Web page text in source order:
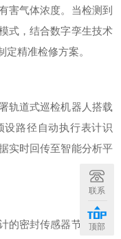
害气体浓度。当检测到
式，结合数字孪生技术
精准检修方案。
轨道式巡检机器人搭载
设路径自动执行表计识
实时回传至智能分析平
的密封传感器节点，实
联系
顶部